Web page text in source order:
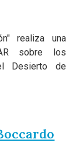
realiza una
sobre los
Desierto de